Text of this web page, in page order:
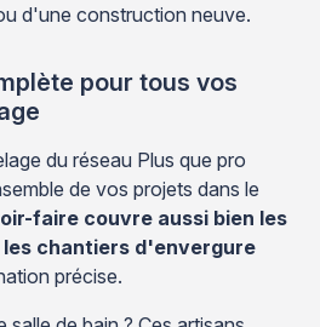
d'une construction neuve.
pour tous vos
du réseau Plus que pro
de vos projets dans le
faire couvre aussi bien les
chantiers d'envergure
précise.